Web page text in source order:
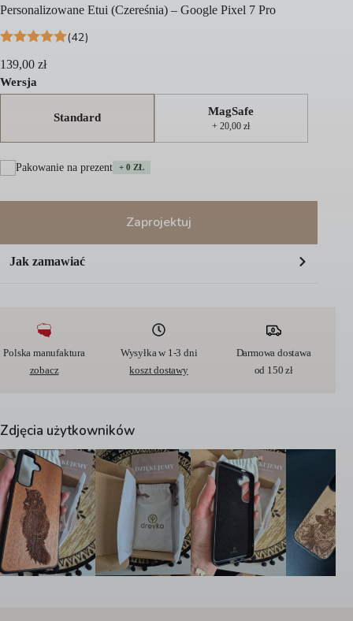
Personalizowane Etui (Czereśnia) – Google Pixel 7 Pro
(42)
139,00 zł
Wersja
Standard
MagSafe
+ 20,00 zł
Pakowanie na prezent + 0 ZŁ
Zaprojektuj
Jak zamawiać
Polska manufaktura
zobacz
Wysyłka w 1-3 dni
koszt dostawy
Darmowa dostawa
od 150 zł
Zdjęcia użytkowników